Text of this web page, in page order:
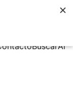
Buscar